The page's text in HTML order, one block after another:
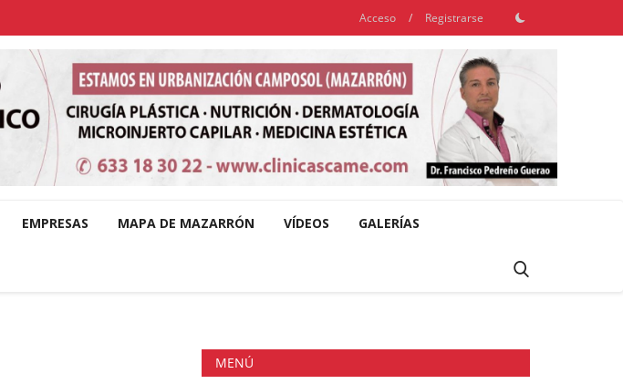
Acceso / Registrarse
EMPRESAS MAPA DE MAZARRÓN VÍDEOS GALERÍAS
MENÚ